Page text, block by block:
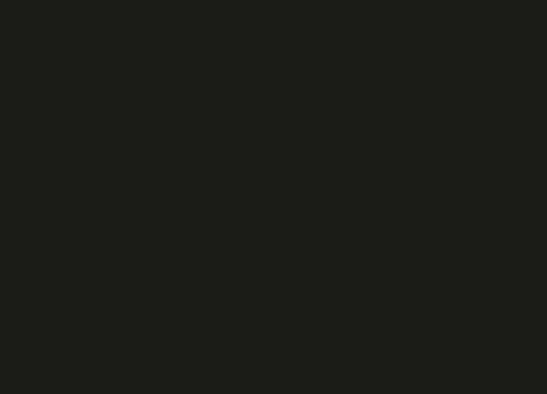
contra o Flamengo.
cota de R$ 700 mil,
O confronto
ficar no Rio e